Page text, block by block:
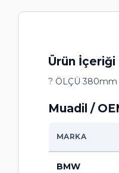
Ürün İçeriği
? ÖLÇÜ 380mm
Muadil /
MARKA
BMW